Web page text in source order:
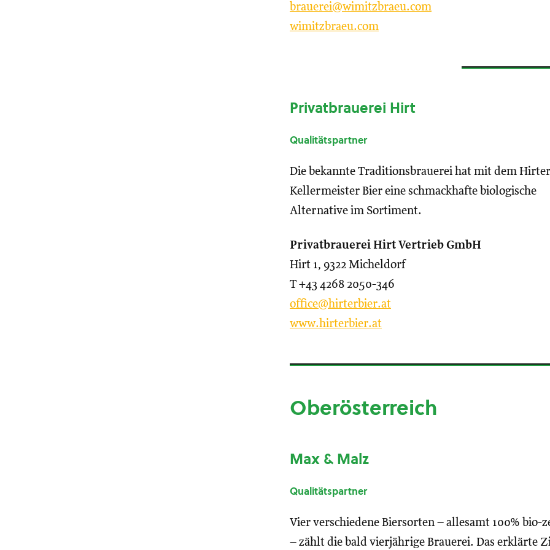
brauerei@wimitzbraeu.com
wimitzbraeu.com
Privatbrauerei Hirt
Qualitätspartner
Die bekannte Traditionsbrauerei hat mit dem Hirter
Kellermeister Bier eine schmackhafte biologische
Alternative im Sortiment.
Privatbrauerei Hirt Vertrieb GmbH
Hirt 1, 9322 Micheldorf
T+43 4268 2050-346
office@hirterbier.at
www.hirterbier.at
Oberösterreich
Max & Malz
Qualitätspartner
Vier verschiedene Biersorten – allesamt 100% bio-
– zählt die bald vierjährige Brauerei. Das erklärte